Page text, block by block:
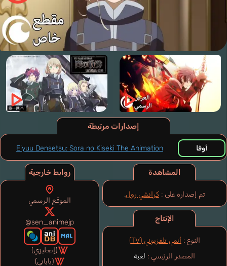
المشاهدة
تم إصداره على : كرانشي رول.
الإنتاج
النوع :أنمي تلفزيوني (TV)
المصدر الرئيسي : لعبة
إصدارات مرتبطة
أوفا Eiyuu Densetsu: Sora no Kiseki The Animation
روابط خارجية
الموقع الرسمي
@sen_animejp
(إنجليزي)
(ياباني)